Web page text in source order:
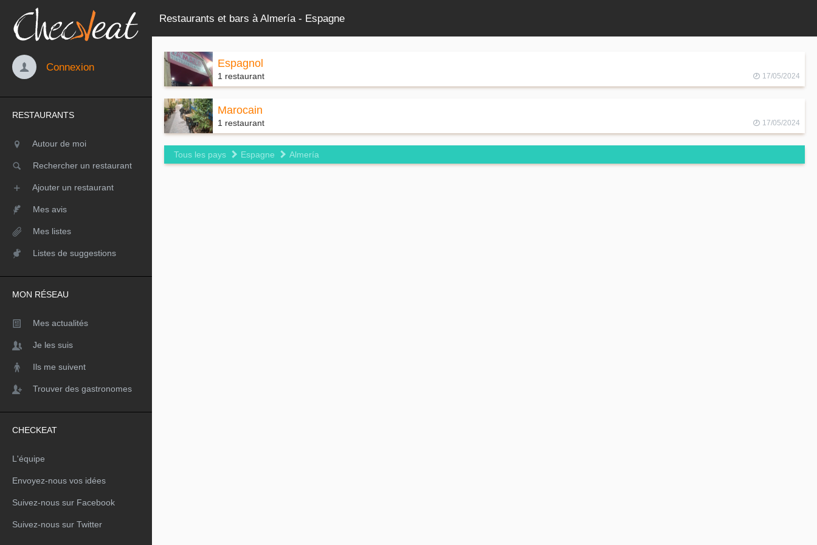
Restaurants et bars à Almería - Espagne
Connexion
RESTAURANTS
Autour de moi
Rechercher un restaurant
Ajouter un restaurant
Mes avis
Mes listes
Listes de suggestions
MON RÉSEAU
Mes actualités
Je les suis
Ils me suivent
Trouver des gastronomes
CHECKEAT
L'équipe
Envoyez-nous vos idées
Suivez-nous sur Facebook
Suivez-nous sur Twitter
Espagnol
1 restaurant 17/05/2024
Marocain
1 restaurant 17/05/2024
Tous les pays Espagne Almería